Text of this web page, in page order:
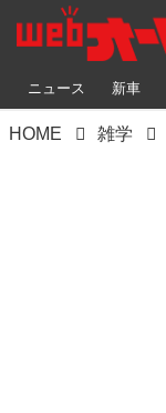
ニュース 新車
HOME 雑学